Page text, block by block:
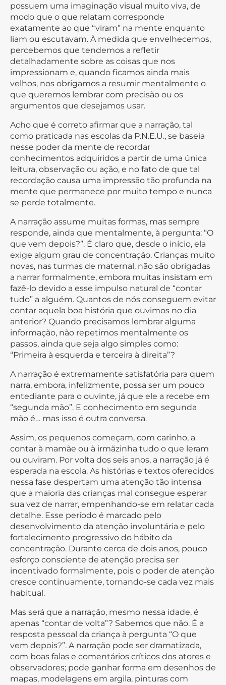
possuem uma imaginação visual muito viva, de
modo que o que relatam corresponde
exatamente ao que “viram” na mente enquanto
liam ou escutavam. À medida que envelhecemos,
percebemos que tendemos a refletir
detalhadamente sobre as coisas que nos
impressionam e, quando ficamos ainda mais
velhos, nos obrigamos a resumir mentalmente o
que queremos lembrar com precisão ou os
argumentos que desejamos usar.
Acho que é correto afirmar que a narração, tal
como praticada nas escolas da P.N.E.U., se baseia
nesse poder da mente de recordar
conhecimentos adquiridos a partir de uma única
leitura, observação ou ação, e no fato de que tal
recordação causa uma impressão tão profunda na
mente que permanece por muito tempo e nunca
se perde totalmente.
A narração assume muitas formas, mas sempre
responde, ainda que mentalmente, à pergunta: “O
que vem depois?”. É claro que, desde o início, ela
exige algum grau de concentração. Crianças muito
novas, nas turmas de maternal, não são obrigadas
a narrar formalmente, embora muitas insistam em
fazê-lo devido a esse impulso natural de “contar
tudo” a alguém. Quantos de nós conseguem evitar
contar aquela boa história que ouvimos no dia
anterior? Quando precisamos lembrar alguma
informação, não repetimos mentalmente os
passos, ainda que seja algo simples como:
“Primeira à esquerda e terceira à direita”?
A narração é extremamente satisfatória para quem
narra, embora, infelizmente, possa ser um pouco
entediante para o ouvinte, já que ele a recebe em
“segunda mão”. E conhecimento em segunda
mão é… mas isso é outra conversa.
Assim, os pequenos começam, com carinho, a
contar à mamãe ou à irmãzinha tudo o que leram
ou ouviram. Por volta dos seis anos, a narração já é
esperada na escola. As histórias e textos oferecidos
nessa fase despertam uma atenção tão intensa
que a maioria das crianças mal consegue esperar
sua vez de narrar, empenhando-se em relatar cada
detalhe. Esse período é marcado pelo
desenvolvimento da atenção involuntária e pelo
fortalecimento progressivo do hábito da
concentração. Durante cerca de dois anos, pouco
esforço consciente de atenção precisa ser
incentivado formalmente, pois o poder de atenção
cresce continuamente, tornando-se cada vez mais
habitual.
Mas será que a narração, mesmo nessa idade, é
apenas “contar de volta”? Sabemos que não. É a
resposta pessoal da criança à pergunta “O que
vem depois?”. A narração pode ser dramatizada,
com boas falas e comentários críticos dos atores e
observadores; pode ganhar forma em desenhos de
mapas, modelagens em argila, pinturas com